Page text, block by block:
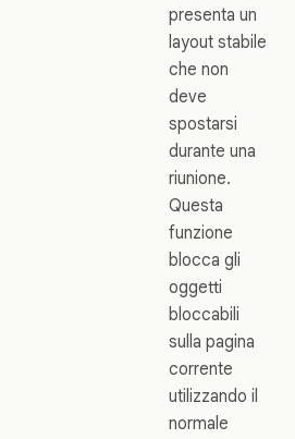
presenta un
layout stabile
che non
deve
spostarsi
durante una
riunione.
Questa
funzione
blocca gli
oggetti
bloccabili
sulla pagina
corrente
utilizzando il
normale